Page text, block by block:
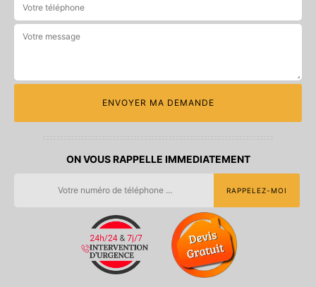
ON VOUS RAPPELLE IMMEDIATEMENT